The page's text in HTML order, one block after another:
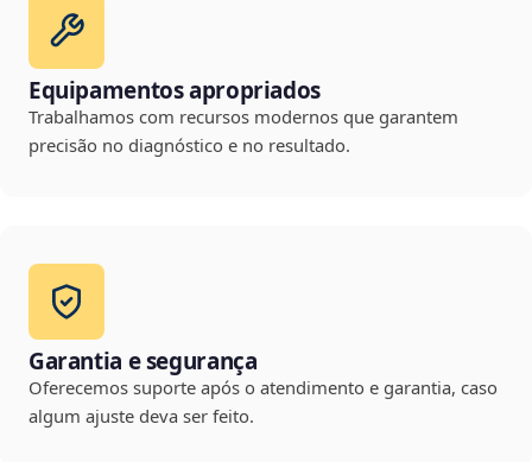
Equipamentos apropriados
Trabalhamos com recursos modernos que garantem
precisão no diagnóstico e no resultado.
Garantia e segurança
Oferecemos suporte após o atendimento e garantia, caso
algum ajuste deva ser feito.